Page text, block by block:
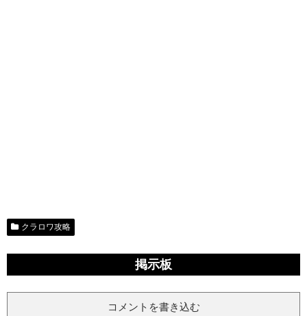
クラロワ攻略
掲示板
コメントを書き込む